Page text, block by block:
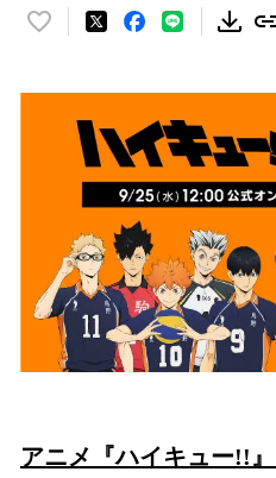
い
中
で
す
アニメ『ハイキュー!!